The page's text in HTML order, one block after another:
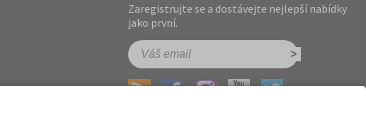
Zaregistrujte se a dostávejte nejlepší nabídky
jako první.